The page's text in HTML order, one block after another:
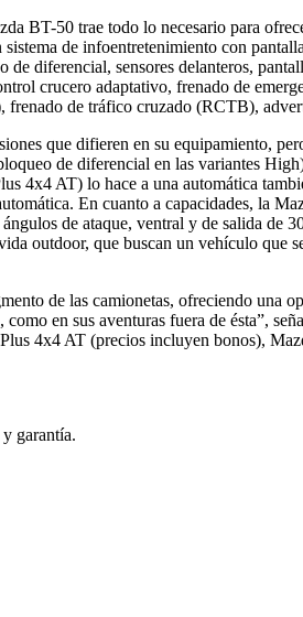
BT-50 trae todo lo necesario para
sistema de infoentretenimiento con
de diferencial, sensores delanteros,
crucero adaptativo, frenado de
de tráfico cruzado (RCTB),
que difieren en su equipamiento,
de diferencial en las variantes
4x4 AT) lo hace a una automática
En cuanto a capacidades, la
de ataque, ventral y de salida de
outdoor, que buscan un vehículo
de las camionetas, ofreciendo una
en sus aventuras fuera de ésta”,
4x4 AT (precios incluyen bonos),
garantía.